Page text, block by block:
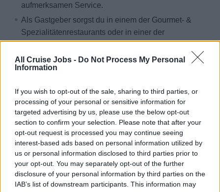
All Cruise Jobs - Do Not Process My Personal
Information
If you wish to opt-out of the sale, sharing to third parties, or
processing of your personal or sensitive information for
targeted advertising by us, please use the below opt-out
section to confirm your selection. Please note that after your
opt-out request is processed you may continue seeing
interest-based ads based on personal information utilized by
us or personal information disclosed to third parties prior to
your opt-out. You may separately opt-out of the further
disclosure of your personal information by third parties on the
IAB’s list of downstream participants. This information may
aufmerksamen Service.
Als Gastgeber sorgst du in einem der Gourmet- &
Spezialitätenrestaurants oder in einer der
erstklassigen Bars für einen reibungslosen
Serviceablauf und eine herzliche Gästebetreuung.
Du begleitest die Gäste bei ihrer kulinarischen Reise,
sprichst Wein- bzw. Getränkeempfehlungen aus.
Vertragsdauer deines 1. Vertrages: 5 - 6 Monate (nach
individueller Absprache)
Dein Einstieg erfolgt nach individueller Absprache auf
Basis deiner Verfügbarkeit in Zusammenhang mit der
Einsatzplanung an Bord und ist generell ganzjährig
möglich.